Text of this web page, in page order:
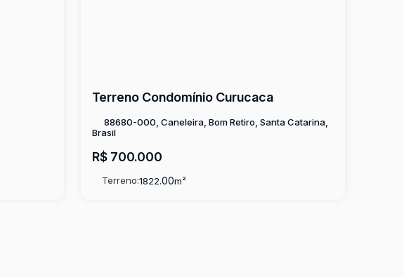
Terreno Condomínio Curucaca
R$700.000
88680-000, Caneleira, Bom Retiro, Santa Catarina,
Brasil
Terreno:1822.00m²